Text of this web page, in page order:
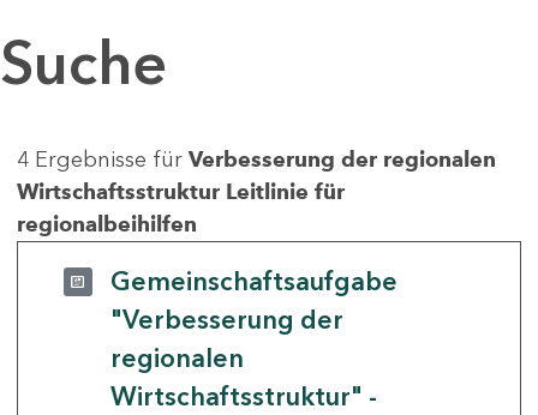
Suche
4 Ergebnisse für Verbesserung der regionalen
Wirtschaftsstruktur Leitlinie für
regionalbeihilfen
Gemeinschaftsaufgabe
"Verbesserung der
regionalen
Wirtschaftsstruktur" -